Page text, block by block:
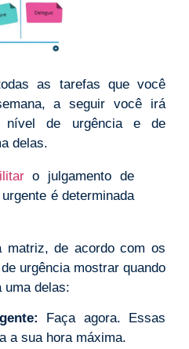
as tarefas que você
a seguir você irá
nível de urgência e de
delas.
o julgamento de
é determinada
matriz, de acordo com os
urgência mostrar quando
uma delas:
Faça agora. Essas
a sua hora máxima.